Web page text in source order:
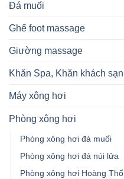
Đá muối
Ghế foot massage
Giường massage
Khăn Spa, Khăn khách sạn
Máy xông hơi
Phòng xông hơi
Phòng xông hơi đá muối
Phòng xông hơi đá núi lửa
Phòng xông hơi Hoàng Thổ